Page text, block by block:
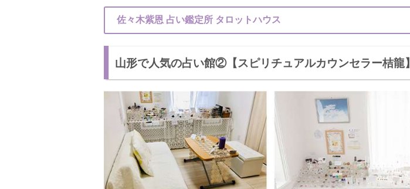
佐々木紫恩 占い鑑定所 タロットハウス
山形で人気の占い館②【スピリチュアルカウンセラー桔龍】